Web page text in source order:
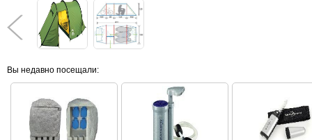
Вы недавно посещали: